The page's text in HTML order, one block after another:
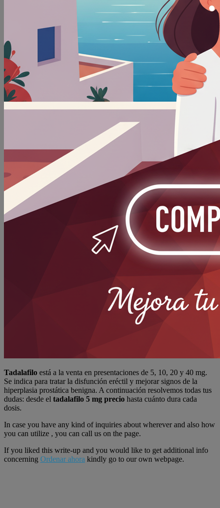
Tadalafilo está a la venta en presentaciones de 5, 10, 20 y 40 mg.
Se indica para tratar la disfunción eréctil y mejorar signos de la
hiperplasia prostática benigna. A continuación resolvemos todas tus
dudas: desde el tadalafilo 5 mg precio hasta cuánto dura cada
dosis.
In case you have any kind of inquiries about wherever and also how
you can utilize , you can call us on the page.
If you liked this write-up and you would like to get additional info
concerning Ordenar ahora kindly go to our own webpage.